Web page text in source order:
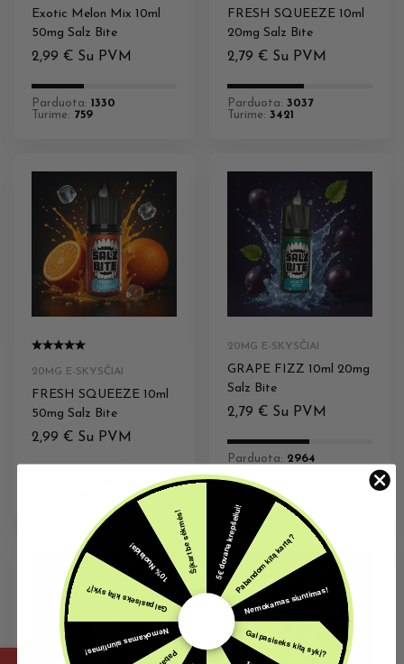
Exotic Melon Mix 10ml
50mg Salz Bite
2,99 € Su PVM
Parduota: 1330
Turime: 759
FRESH SQUEEZE 10ml
20mg Salz Bite
2,79 € Su PVM
Parduota: 3037
Turime: 3421
20MG E-SKYSČIAI
FRESH SQUEEZE 10ml
50mg Salz Bite
2,99 € Su PVM
20MG E-SKYSČIAI
GRAPE FIZZ 10ml 20mg
Salz Bite
2,79 € Su PVM
Parduota: 2964
5€ dovana krepšeliui!Pabandom kitą kartą?
Nemokamas siuntimas!
Gal pasiseks kitą sykį?
Nemokamas siuntimas!
Gal pasiseks kitą sykį?
10% Nuolaida!Šįkart be sėkmės!